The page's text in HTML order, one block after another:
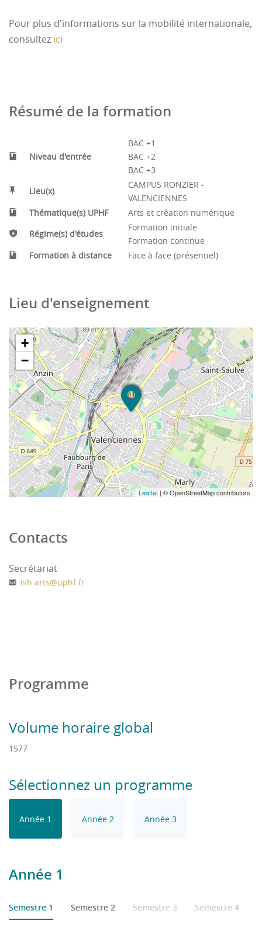
de maîtrise des techniques plastiques,
graphiques, photographiques (argentique et
Pour plus d'informations sur la mobilité internationale,
consultez ici
Résumé de la formation
Niveau d'entrée
BAC +1
BAC +2
BAC +3
Lieu(x)
CAMPUS RONZIER -
VALENCIENNES
Thématique(s) UPHF
Arts et création numérique
Régime(s) d'études
Formation initiale
Formation continue
Formation à distance
Face à face (présentiel)
Lieu d'enseignement
+
−
Leaflet | © OpenStreetMap contributors
Contacts
Secrétariat
ish.arts@uphf.fr
Programme
Volume horaire global
1577
Sélectionnez un programme
Année 1 Année 2 Année 3
Année 1
Semestre 1 Semestre 2 Semestre 3 Semestre 4